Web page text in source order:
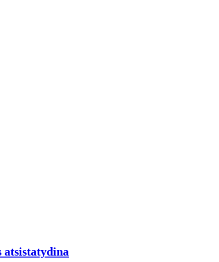
atsistatydina